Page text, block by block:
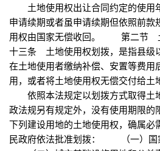
土地使用权出让合同约定的使用
申请续期或者虽申请续期但依照前款
用权由国家无偿收回。 第二节
十三条 土地使用权划拨，是指县级
在土地使用者缴纳补偿、安置等费用
用，或者将土地使用权无偿交付给土
依照本法规定以划拨方式取得土
政法规另有规定外，没有使用期
下列建设用地的土地使用权，确属必
民政府依法批准划拨： （一）国